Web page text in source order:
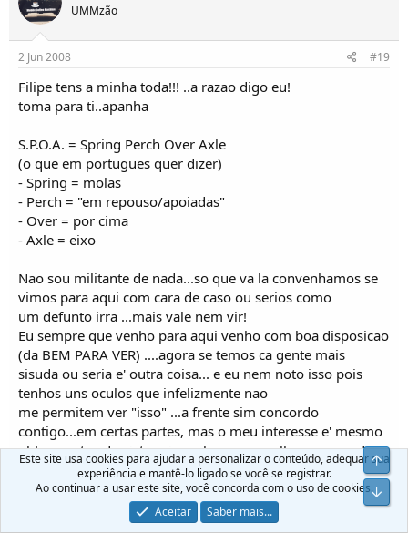
UMMzão
2 Jun 2008 #19
Filipe tens a minha toda!!! ..a razao digo eu!
toma para ti..apanha
S.P.O.A. = Spring Perch Over Axle
(o que em portugues quer dizer)
- Spring = molas
- Perch = "em repouso/apoiadas"
- Over = por cima
- Axle = eixo
Nao sou militante de nada...so que va la convenhamos se
vimos para aqui com cara de caso ou serios como
um defunto irra ...mais vale nem vir!
Eu sempre que venho para aqui venho com boa disposicao
(da BEM PARA VER) ....agora se temos ca gente mais
sisuda ou seria e' outra coisa... e eu nem noto isso pois
tenhos uns oculos que infelizmente nao
me permitem ver "isso" ...a frente sim concordo
contigo...em certas partes, mas o meu interesse e' mesmo
obter pontos de vista saiam eles a saca rolhas a pancada
ou "normalmente"...pois tudo e' contribuicao!
E para mais se me querem dar na cabeca "pessoalmente"
eu estarei na expoevasao....claro esta disfarcado de
Este site usa cookies para ajudar a personalizar o conteúdo, adequar sua
experiência e mantê-lo ligado se você se registrar.
Ao continuar a usar este site, você concorda com o uso de cookies.
Aceitar
Saber mais...
Top